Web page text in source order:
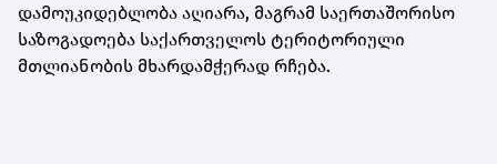
დამოუკიდებლობა აღიარა, მაგრამ საერთაშორისო
საზოგადოება საქართველოს ტერიტორიული
მთლიანობის მხარდამჭერად რჩება.